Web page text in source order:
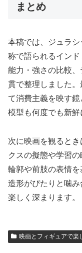
まとめ
本稿では、ジュラ
称で語られるイン
能力・強さの比較
貫で整理しました
て消費主義を映す
模型も何度でも新鮮
次に映画を観ると
クスの擬態や学習
輪郭や前肢の表情
造形がぴたりと噛み
楽しく深まります。
映画とフィギュアで楽